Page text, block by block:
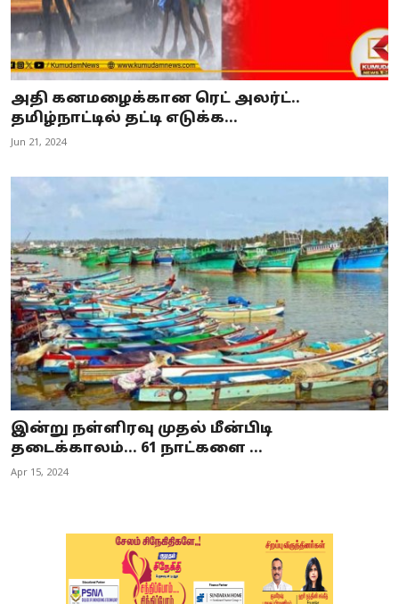
அதி கனமழைக்கான ரெட் அலர்ட்..
தமிழ்நாட்டில் தட்டி எடுக்க...
Jun 21, 2024
இன்று நள்ளிரவு முதல் மீன்பிடி
தடைக்காலம்... 61 நாட்களை ...
Apr 15, 2024